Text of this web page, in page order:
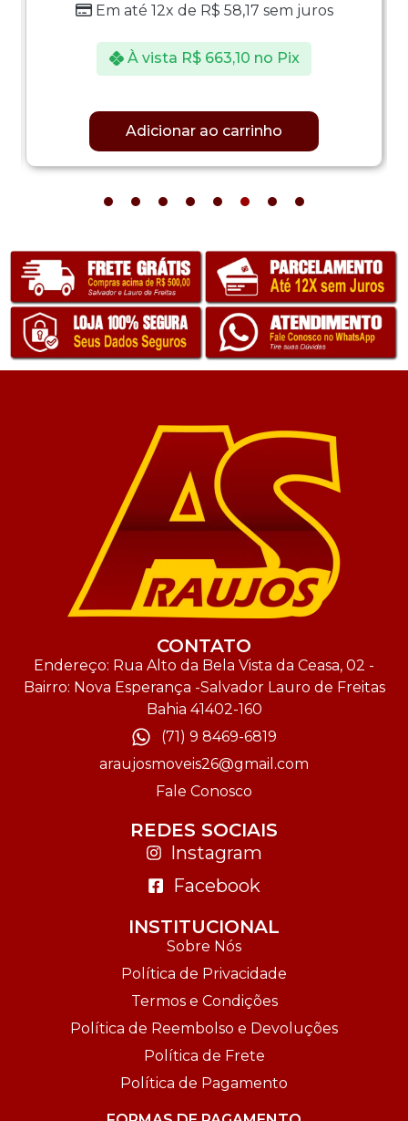
Em até 12x de R$ 58,17 sem juros
À vista R$663,10 no Pix
Adicionar ao carrinho
CONTATO
Endereço: Rua Alto da Bela Vista da Ceasa, 02 -
Bairro: Nova Esperança -Salvador Lauro de Freitas
Bahia 41402-160
(71) 9 8469-6819
araujosmoveis26@gmail.com
Fale Conosco
REDES SOCIAIS
Instagram
Facebook
INSTITUCIONAL
Sobre Nós
Política de Privacidade
Termos e Condições
Política de Reembolso e Devoluções
Política de Frete
Política de Pagamento